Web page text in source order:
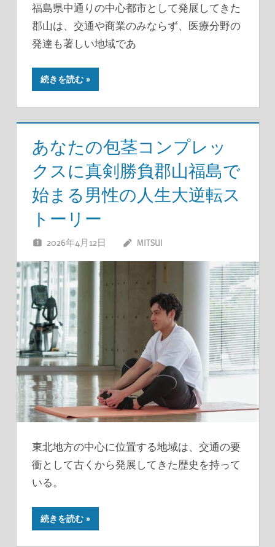
福島県中通りの中心都市として発展してきた
郡山は、交通や商業のみならず、医療分野の
発達も著しい地域であ
続きを読む
あなたの包茎コンプレッ
クスに真剣勝負郡山福島で
始まる男性の人生大逆転ス
トーリー
2026年4月12日 MITSUI
東北地方の中心に位置する地域は、交通の要
衝として古くから発展してきた歴史を持って
いる。
続きを読む